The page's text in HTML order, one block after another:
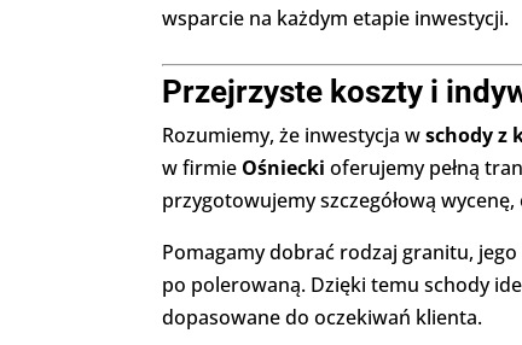
wsparcie na każdym etapie inwestycji.
Przejrzyste koszty i
Rozumiemy, że inwestycja wschody z
w firmie Ośniecki oferujemy pełną
przygotowujemy szczegółową
Pomagamy dobrać rodzaj granitu,
po polerowaną. Dzięki temu schody
dopasowane do oczekiwań klienta.